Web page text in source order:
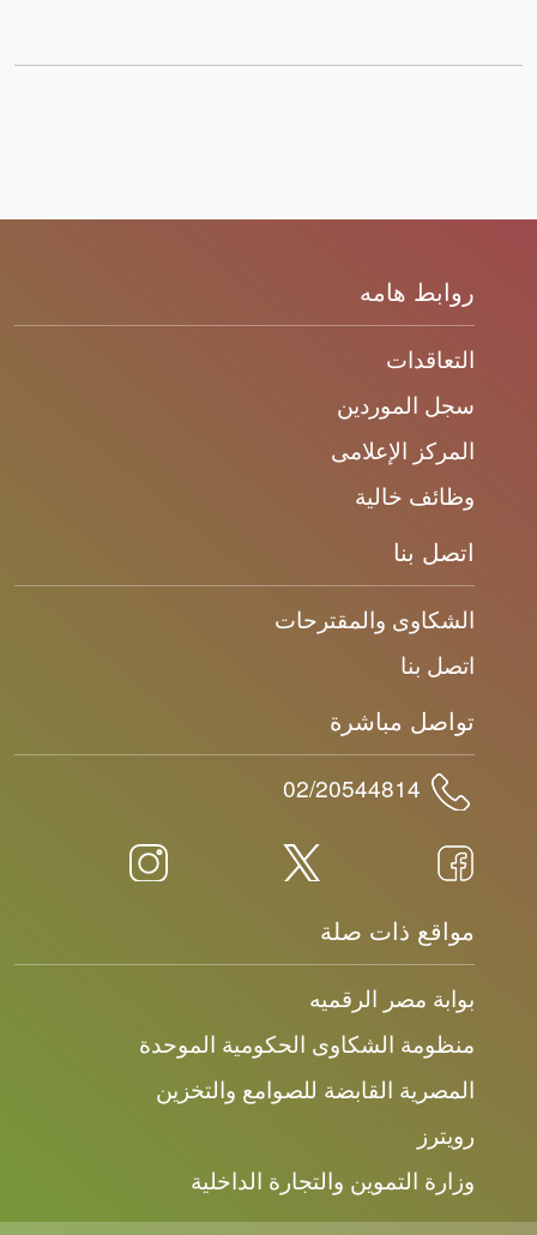
روابط هامه
التعاقدات
سجل الموردين
المركز الإعلامى
وظائف خالية
اتصل بنا
الشكاوى والمقترحات
اتصل بنا
تواصل مباشرة
مواقع ذات صلة
بوابة مصر الرقميه
منظومة الشكاوى الحكومية الموحدة
المصرية القابضة للصوامع والتخزين
رويترز
وزارة التموين والتجارة الداخلية